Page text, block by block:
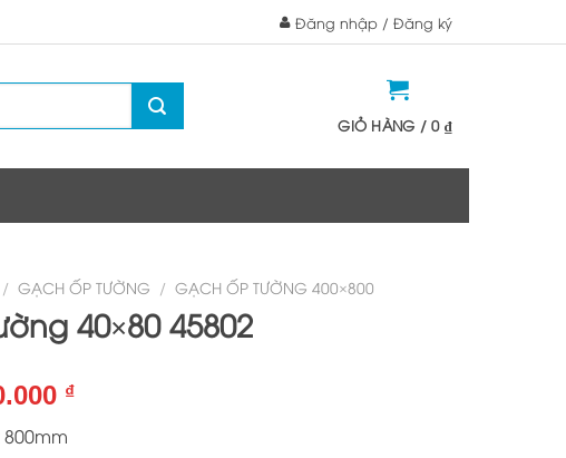
Đăng nhập / Đăng ký
GIỎ HÀNG /0 ₫
/ GẠCH ỐP TƯỜNG / GẠCH ỐP TƯỜNG 400×800
40×80 45802
₫Giá